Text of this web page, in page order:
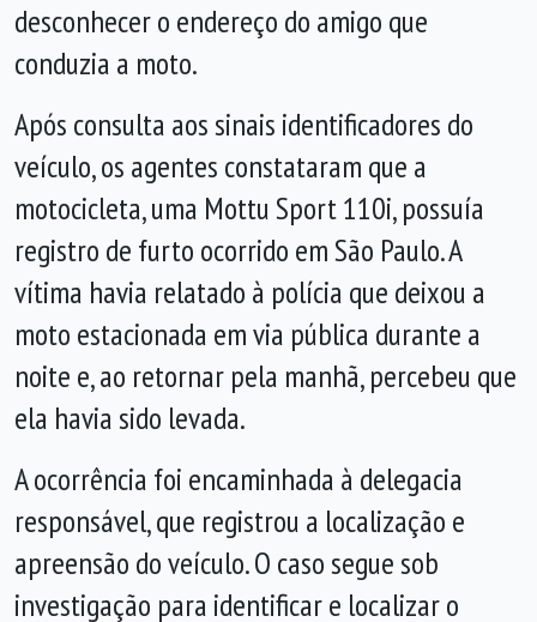
desconhecer o endereço do amigo que
conduzia a moto.
Após consulta aos sinais identificadores do
veículo, os agentes constataram que a
motocicleta, uma Mottu Sport 110i, possuía
registro de furto ocorrido em São Paulo. A
vítima havia relatado à polícia que deixou a
moto estacionada em via pública durante a
noite e, ao retornar pela manhã, percebeu que
ela havia sido levada.
A ocorrência foi encaminhada à delegacia
responsável, que registrou a localização e
apreensão do veículo. O caso segue sob
investigação para identificar e localizar o